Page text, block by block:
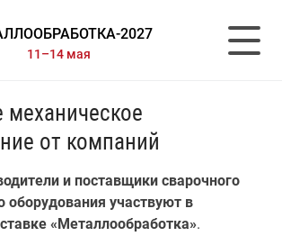
2027
11–14 мая
механическое
от компаний
и поставщики сварочного
оборудования участвуют в
«Металлообработка».